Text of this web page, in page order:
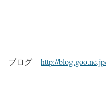
ブログ http://